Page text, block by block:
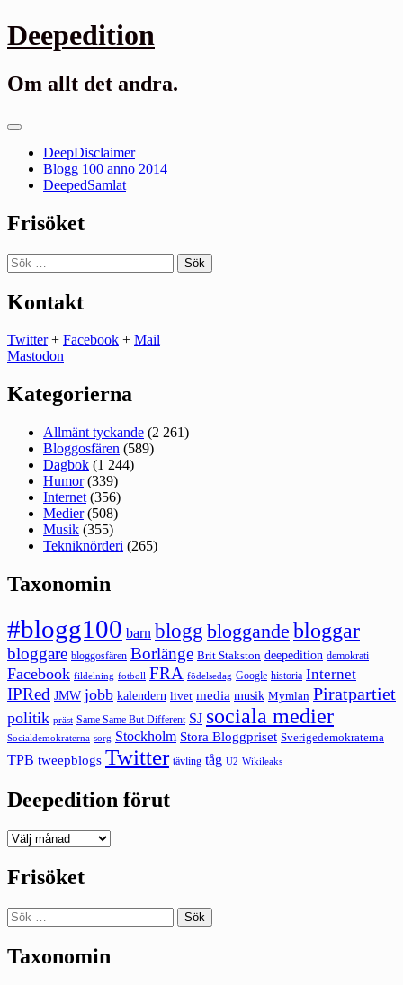
Gå
till
Deepedition
Om allt det andra.
Primär
DeepDisclaimer
Blogg 100 anno 2014
DeepedSamlat
Frisöket
Sök
efter:
Kontakt
Twitter+ Facebook + Mail
Mastodon
Kategorierna
Allmänt tyckande (2 261)
Bloggosfären (589)
Dagbok (1 244)
Humor(339)
Internet (356)
Medier(508)
Musik (355)
Tekniknörderi (265)
Taxonomin
#blogg100 barn blogg bloggande bloggar
bloggare bloggosfären Borlänge Brit Stakston deepedition demokrati
Facebook fildelning fotboll FRA födelsedag Google historia Internet
IPRed JMW jobb kalendern livet media musik Mymlan Piratpartiet
politik präst Same Same But Different SJ sociala medier
Socialdemokraterna sorg Stockholm Stora Bloggpriset Sverigedemokraterna
TPB tweepblogs Twitter tävling tåg U2 Wikileaks
Deepedition förut
Deepedition
Frisöket
Sök
efter:
Taxonomin